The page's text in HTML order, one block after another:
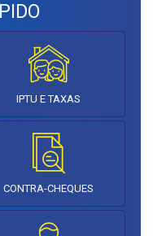
IPTU E TAXAS
CONTRA-CHEQUES